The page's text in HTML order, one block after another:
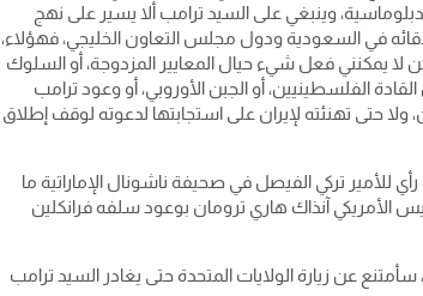
وينبغي على السيد ترامب ألا يسير على نهج
في السعودية ودول مجلس التعاون الخليجي، فهؤلاء،
لا يمكنني فعل شيء حيال المعايير المزدوجة، أو السلوك
القادة الفلسطينيين، أو الجبن الأوروبي، أو وعود ترامب
حتى تهنئته لإيران على استجابتها لدعوته لوقف إطلاق
للأمير تركي الفيصل في صحيفة ناشونال الإماراتية ما
الأمريكي آنذاك هاري ترومان بوعود سلفه فرانكلين
عن زيارة الولايات المتحدة حتى يغادر السيد ترامب